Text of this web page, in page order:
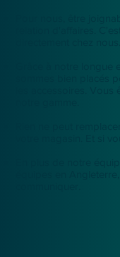
Pour nous, être
relation d'affaires.
Grâce à notre
sommes bien placés
les accessoires.
Rien ne peut
votre magasin. Et si
En plus de notre
équipes en